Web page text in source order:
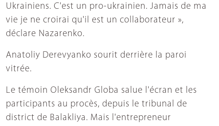
Ukrainiens. C'est un pro-ukrainien. Jamais de ma
vie je ne croirai qu'il est un collaborateur »,
déclare Nazarenko.
Anatoliy Derevyanko sourit derrière la paroi
vitrée.
Le témoin Oleksandr Globa salue l'écran et les
participants au procès, depuis le tribunal de
district de Balakliya. Mais l'entrepreneur